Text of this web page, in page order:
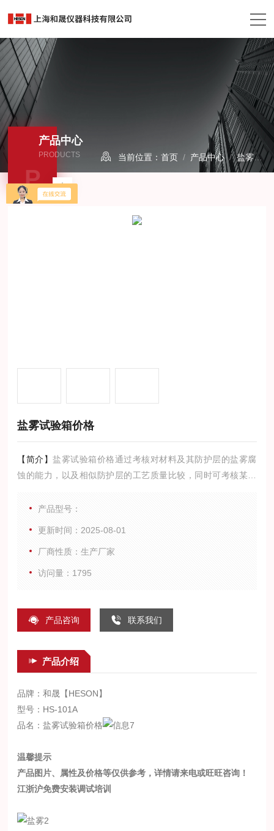
产品中心
PRODUCTS
P
当前位置：首页 / 产品中心/盐雾试验箱/机
盐雾试验箱价格
【简介】盐雾试验箱价格通过考核对材料及其防护层的盐雾腐
蚀的能力，以及相似防护层的工艺质量比较，同时可考核某些
产品型号：
更新时间：2025-08-01
厂商性质：生产厂家
访问量：1795
产品咨询 联系我们
产品介绍
品牌：和晟【HESON】
型号：HS-101A
品名：盐雾试验箱价格
温馨提示
产品图片、属性及价格等仅供参考，详情请来电或旺旺咨询！
江浙沪免费安装调试培训